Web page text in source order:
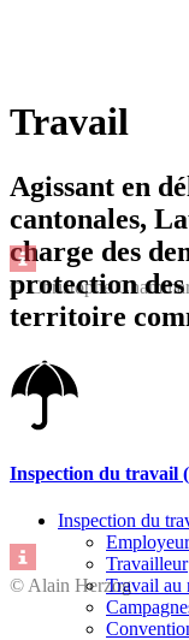
© Christophe
© Alain Herzog
Travail
Agissant en
cantonales,
charge des
protection
territoire
Inspection du travail
Inspection du
Employeur
Travailleur
Travail au